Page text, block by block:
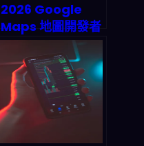
2026 Google
Maps 地圖開發者
馬拉松：
SmartRoute 自
動最優路徑與旺季
商家推廣，n8n 自
動化到底怎麼玩？